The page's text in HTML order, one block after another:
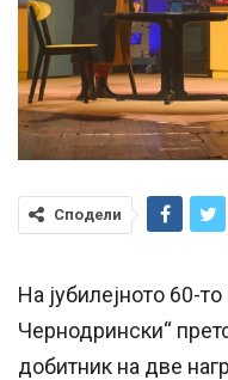
Сподели
На јубилејното 60-
Чернодрински“
добитник на две